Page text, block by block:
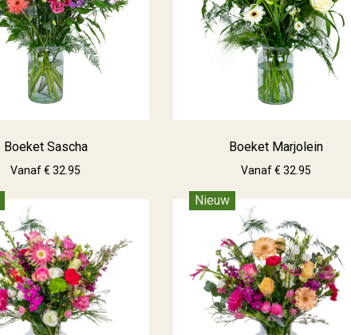
Boeket Sascha
Vanaf € 32.95
Boeket Marjolein
Vanaf € 32.95
Nieuw